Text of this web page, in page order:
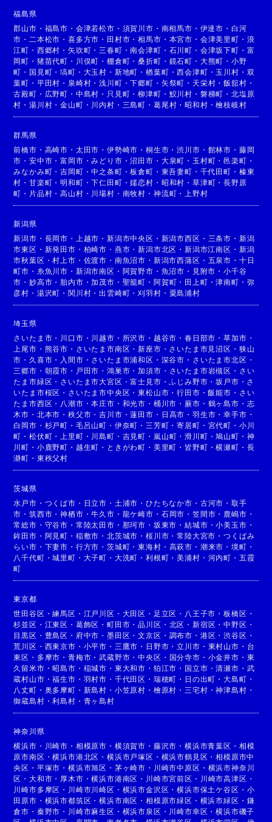
福島県
郡山市 ・ 福島市 ・ 会津若松市 ・ 須賀川市 ・ 南相馬市 ・ 伊達市 ・ 白河
市 ・ 二本松市 ・喜多方市 ・ 田村市 ・相馬市 ・ 本宮市 ・ 会津美里町 ・ 浪
江町 ・ 西郷村 ・矢吹町 ・ 三春町 ・南会津町 ・ 石川町 ・ 会津坂下町 ・ 富
岡町 ・ 猪苗代町 ・ 川俣町 ・棚倉町 ・桑折町 ・ 鏡石町 ・ 大熊町 ・ 小野
町 ・ 国見町 ・塙町 ・ 大玉村 ・ 新地町 ・楢葉町 ・西会津町 ・ 玉川村 ・ 双
葉町 ・ 平田村 ・ 泉崎村 ・浅川町 ・下郷町 ・ 矢祭町 ・ 天栄村 ・飯舘村 ・
古殿町 ・ 広野町 ・ 中島村 ・ 只見町 ・柳津町 ・ 鮫川村 ・ 磐梯町 ・ 北塩原
村 ・湯川村 ・金山町 ・ 川内村 ・ 三島町 ・ 葛尾村 ・昭和村 ・檜枝岐村
群馬県
前橋市 ・ 高崎市 ・ 太田市 ・伊勢崎市 ・桐生市 ・渋川市 ・ 館林市 ・ 藤岡
市 ・安中市 ・富岡市 ・みどり市 ・沼田市 ・ 大泉町 ・ 玉村町 ・邑楽町 ・
みなかみ町 ・吉岡町 ・中之条町 ・板倉町 ・ 東吾妻町 ・ 千代田町 ・ 榛東
村 ・甘楽町 ・明和町 ・下仁田町 ・嬬恋村 ・ 昭和村 ・ 草津町 ・長野原
町 ・ 片品村 ・高山村 ・ 川場村 ・ 南牧村 ・ 神流町 ・ 上野村
新潟県
新潟市 ・ 長岡市 ・ 上越市 ・新潟市中央区 ・ 新潟市西区 ・ 三条市 ・ 新潟
市東区 ・ 新発田市 ・ 柏崎市 ・ 燕市 ・新潟市北区 ・新潟市江南区 ・ 新潟
市秋葉区 ・村上市 ・ 佐渡市 ・ 南魚沼市 ・ 新潟市西蒲区 ・ 五泉市 ・ 十日
町市 ・ 糸魚川市 ・ 新潟市南区 ・ 阿賀野市 ・ 魚沼市 ・ 見附市 ・小千谷
市 ・妙高市 ・ 胎内市 ・加茂市 ・ 聖籠町 ・ 阿賀町 ・ 田上町 ・津南町 ・ 弥
彦村 ・ 湯沢町 ・関川村 ・出雲崎町 ・刈羽村 ・ 粟島浦村
埼玉県
さいたま市 ・ 川口市 ・ 川越市 ・ 所沢市 ・ 越谷市 ・春日部市 ・草加市 ・
上尾市 ・ 熊谷市 ・ さいたま市南区 ・新座市 ・ さいたま市見沼区 ・ 狭山
市 ・ 久喜市 ・ 入間市 ・ さいたま市浦和区 ・ 深谷市 ・ さいたま市北区 ・
三郷市 ・ 朝霞市 ・ 戸田市 ・鴻巣市 ・加須市 ・ さいたま市岩槻区 ・ さい
たま市緑区 ・ さいたま市大宮区 ・富士見市 ・ふじみ野市 ・坂戸市 ・ さ
いたま市桜区 ・ さいたま市中央区 ・東松山市 ・行田市 ・飯能市 ・ さい
たま市西区 ・ 八潮市 ・本庄市 ・ 和光市 ・ 桶川市 ・蕨市 ・ 鶴ヶ島市 ・ 志
木市 ・ 北本市 ・秩父市 ・吉川市 ・蓮田市 ・ 日高市 ・ 羽生市 ・幸手市 ・
白岡市 ・ 杉戸町 ・ 毛呂山町 ・ 伊奈町 ・ 三芳町 ・寄居町 ・ 宮代町 ・ 小川
町 ・松伏町 ・ 上里町 ・ 川島町 ・ 吉見町 ・ 嵐山町 ・滑川町 ・鳩山町 ・ 神
川町 ・ 小鹿野町 ・ 越生町 ・ ときがわ町 ・ 美里町 ・ 皆野町 ・横瀬町 ・ 長
瀞町 ・ 東秩父村
茨城県
水戸市 ・ つくば市 ・ 日立市 ・ 土浦市 ・ひたちなか市 ・ 古河市 ・ 取手
市 ・筑西市 ・神栖市 ・牛久市 ・ 龍ケ崎市 ・ 石岡市 ・ 笠間市 ・ 鹿嶋市 ・
常総市 ・ 守谷市 ・ 常陸太田市 ・ 那珂市 ・ 坂東市 ・結城市 ・小美玉市 ・
鉾田市 ・ 阿見町 ・ 稲敷市 ・北茨城市 ・桜川市 ・常陸大宮市 ・つくばみ
らい市 ・ 下妻市 ・ 行方市 ・茨城町 ・東海村 ・ 高萩市 ・ 潮来市 ・ 境町 ・
八千代町 ・城里町 ・ 大子町 ・ 大洗町 ・利根町 ・美浦村 ・ 河内町 ・ 五霞
町
東京都
世田谷区 ・練馬区 ・ 江戸川区 ・ 大田区 ・ 足立区 ・ 八王子市 ・板橋区 ・
杉並区 ・ 江東区 ・ 葛飾区 ・町田市 ・品川区 ・ 北区 ・ 新宿区 ・中野区 ・
目黒区 ・ 豊島区 ・ 府中市 ・墨田区 ・文京区 ・ 調布市 ・ 港区 ・渋谷区 ・
荒川区 ・ 西東京市 ・ 小平市 ・ 三鷹市 ・ 日野市 ・立川市 ・ 東村山市 ・ 台
東区 ・ 多摩市 ・青梅市 ・武蔵野市 ・中央区 ・ 国分寺市 ・ 小金井市 ・ 東
久留米市 ・昭島市 ・ 稲城市 ・ 東大和市 ・ 狛江市 ・ 国立市 ・清瀬市 ・ 武
蔵村山市 ・福生市 ・ 羽村市 ・ 千代田区 ・ 瑞穂町 ・ 日の出町 ・大島町 ・
八丈町 ・ 奥多摩町 ・ 新島村 ・ 小笠原村 ・ 檜原村 ・ 三宅村 ・神津島村 ・
御蔵島村 ・利島村 ・ 青ヶ島村
神奈川県
横浜市 ・ 川崎市 ・ 相模原市 ・ 横須賀市 ・ 藤沢市 ・横浜市青葉区 ・ 相模
原市南区 ・横浜市港北区 ・横浜市戸塚区 ・ 横浜市鶴見区 ・相模原市中
央区 ・ 平塚市 ・横浜市旭区 ・ 茅ヶ崎市 ・ 川崎市中原区 ・ 横浜市神奈川
区 ・大和市 ・ 厚木市 ・横浜市港南区 ・ 川崎市宮前区 ・ 川崎市高津区 ・
川崎市多摩区 ・ 川崎市川崎区 ・ 横浜市金沢区 ・横浜市保土ケ谷区 ・ 小
田原市 ・ 横浜市都筑区 ・横浜市南区 ・相模原市緑区 ・ 横浜市緑区 ・ 鎌
倉市 ・ 秦野市 ・ 川崎市麻生区 ・ 横浜市泉区 ・ 川崎市幸区 ・横浜市磯子